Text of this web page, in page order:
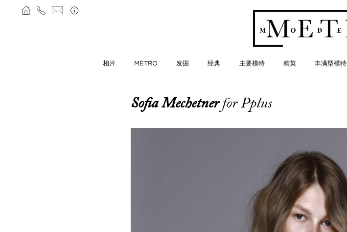
相片 METRO 发掘 经典 主要模特 精英 丰满型模特
Sofia Mechetnerfor Pplus